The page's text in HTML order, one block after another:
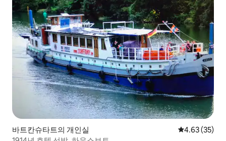
바트칸슈타트의 개인실 평점 4.63점(5
4.63 (35)